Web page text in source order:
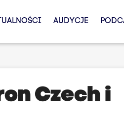
AUDYCJE
Czech i